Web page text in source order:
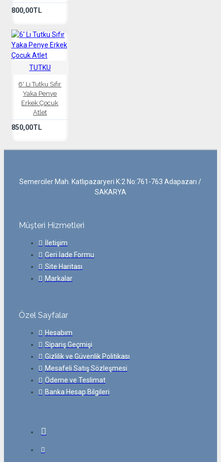
800,00TL
TUTKU
6' Lı Tutku Sıfır
Yaka Penye
Erkek Çocuk
Atlet
850,00TL
Semerciler Mah. Katlıpazaryeri K:2 No:761-763 Adapazarı /
SAKARYA
Müşteri Hizmetleri
İletişim
Geri İade Formu
Site Haritası
Markalar
Özel Sayfalar
Hesabım
Sipariş Geçmişi
Gizlilik ve Güvenlik Politikası
Mesafeli Satış Sözleşmesi
Ödeme ve Teslimat
Banka Hesap Bilgileri